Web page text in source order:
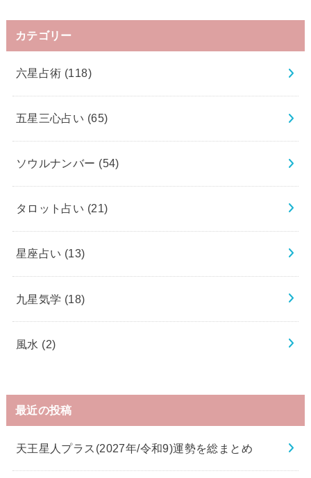
カテゴリー
六星占術 (118)
五星三心占い (65)
ソウルナンバー (54)
タロット占い (21)
星座占い (13)
九星気学 (18)
風水 (2)
最近の投稿
天王星人プラス(2027年/令和9)運勢を総まとめ